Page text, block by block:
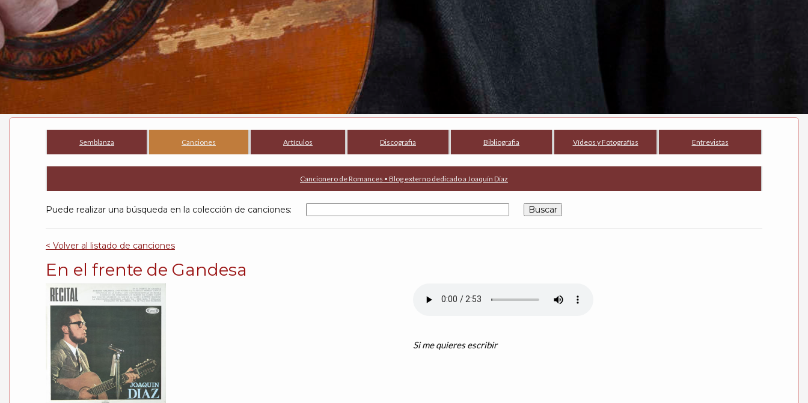
Semblanza Canciones Artículos Discografia Bibliografia Vídeos y Fotografías Entrevistas
Cancionero de Romances • Blog externo dedicado a Joaquín Díaz
Puede realizar una búsqueda en la colección de canciones:
< Volver al listado de canciones
En el frente de Gandesa
Si me quieres escribir